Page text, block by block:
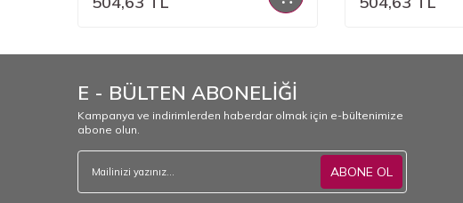
E - BÜLTEN ABONELİĞİ
Kampanya ve indirimlerden haberdar olmak için e-bültenimize
abone olun.
ABONE OL